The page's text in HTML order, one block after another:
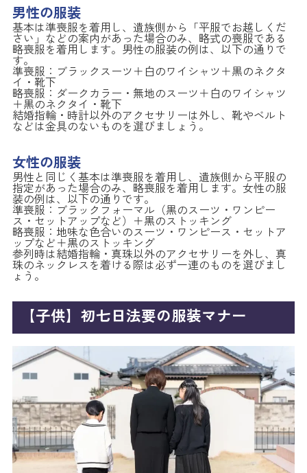
男性の服装
基本は準喪服を着用し、遺族側から「平服でお越しくだ
さい」などの案内があった場合のみ、略式の喪服である
略喪服を着用します。男性の服装の例は、以下の通りで
す。
準喪服：ブラックスーツ＋白のワイシャツ＋黒のネクタ
イ・靴下
略喪服：ダークカラー・無地のスーツ＋白のワイシャツ
＋黒のネクタイ・靴下
結婚指輪・時計以外のアクセサリーは外し、靴やベルト
などは金具のないものを選びましょう。
女性の服装
男性と同じく基本は準喪服を着用し、遺族側から平服の
指定があった場合のみ、略喪服を着用します。女性の服
装の例は、以下の通りです。
準喪服：ブラックフォーマル（黒のスーツ・ワンピー
ス・セットアップなど）＋黒のストッキング
略喪服：地味な色合いのスーツ・ワンピース・セットア
ップなど＋黒のストッキング
参列時は結婚指輪・真珠以外のアクセサリーを外し、真
珠のネックレスを着ける際は必ず一連のものを選びまし
ょう。
【子供】初七日法要の服装マナー